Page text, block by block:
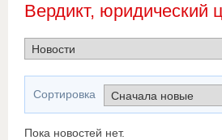
Вердикт, юридический
Сортировка
Пока новостей нет.